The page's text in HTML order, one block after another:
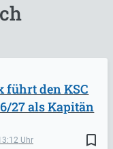
bookmark_border
führt den KSC
27 als Kapitän